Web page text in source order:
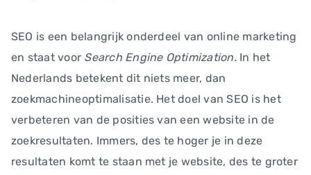
SEO is een belangrijk onderdeel van online marketing
en staat voor Search Engine Optimization.In het
Nederlands betekent dit niets meer, dan
zoekmachineoptimalisatie. Het doel van SEO is het
verbeteren van de posities van een website in de
zoekresultaten. Immers, des te hoger je in deze
resultaten komt te staan met je website, des te groter